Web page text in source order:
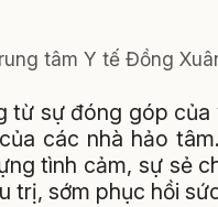
tâm Y tế Đồng
từ sự đóng góp
các nhà hảo
tình cảm, sự sẻ
trị, sớm phục hồi